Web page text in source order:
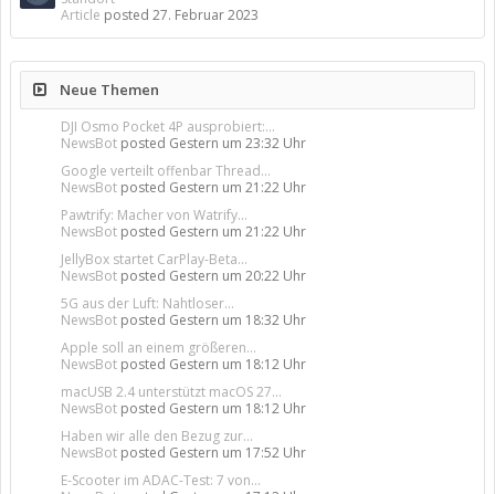
Article posted 27. Februar 2023
Neue Themen
DJI Osmo Pocket 4P ausprobiert:...
NewsBot posted Gestern um 23:32 Uhr
Google verteilt offenbar Thread...
NewsBot posted Gestern um 21:22 Uhr
Pawtrify: Macher von Watrify...
NewsBot posted Gestern um 21:22 Uhr
JellyBox startet CarPlay-Beta...
NewsBot posted Gestern um 20:22 Uhr
5G aus der Luft: Nahtloser...
NewsBot posted Gestern um 18:32 Uhr
Apple soll an einem größeren...
NewsBot posted Gestern um 18:12 Uhr
macUSB 2.4 unterstützt macOS 27...
NewsBot posted Gestern um 18:12 Uhr
Haben wir alle den Bezug zur...
NewsBot posted Gestern um 17:52 Uhr
E-Scooter im ADAC-Test: 7 von...